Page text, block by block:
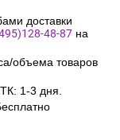
доставки
48-87 на
объема товаров
1-3 дня.